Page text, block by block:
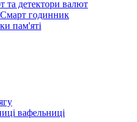
та детектори валют
Смарт годинник
пам'яті
вафельниці